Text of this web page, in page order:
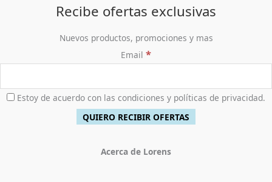
Recibe ofertas exclusivas
Nuevos productos, promociones y mas
Email *
Estoy de acuerdo con las condiciones y políticas de privacidad.
Acerca de Lorens